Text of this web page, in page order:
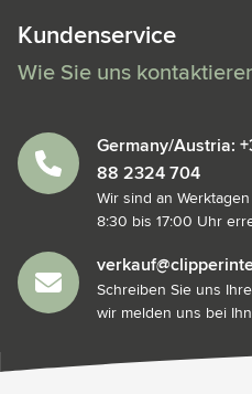
Kundenservice
Wie Sie uns
Germany/Austria:
88 2324 704
Wir sind an
8:30 bis 17:00 Uhr
Schreiben Sie uns
wir melden uns bei